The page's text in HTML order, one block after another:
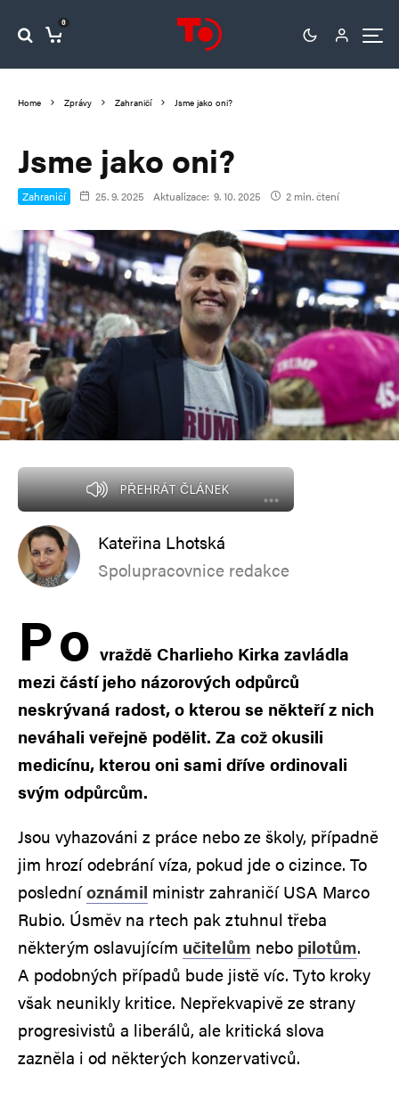
0
Home Zprávy Zahraničí Jsme jako oni?
Jsme jako oni?
Zahraničí 25. 9. 2025 Aktualizace: 9. 10. 2025 2 min. čtení
PŘEHRÁT ČLÁNEK
Kateřina Lhotská
Spolupracovnice redakce
Po vraždě Charlieho Kirka zavládla
mezi částí jeho názorových odpůrců
neskrývaná radost, o kterou se někteří z nich
neváhali veřejně podělit. Za což okusili
medicínu, kterou oni sami dříve ordinovali
svým odpůrcům.
Jsou vyhazováni z práce nebo ze školy, případně
jim hrozí odebrání víza, pokud jde o cizince. To
posledníoznámil ministr zahraničí USA Marco
Rubio. Úsměv na rtech pak ztuhnul třeba
některým oslavujícím učitelům nebo pilotům.
A podobných případů bude jistě víc. Tyto kroky
však neunikly kritice. Nepřekvapivě ze strany
progresivistů a liberálů, ale kritická slova
zazněla i od některých konzervativců.